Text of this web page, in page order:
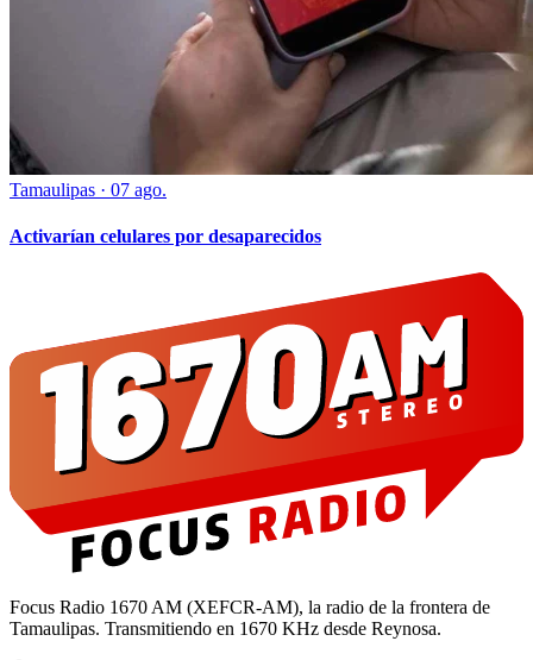
Tamaulipas · 07 ago.
Activarían celulares por desaparecidos
Focus Radio 1670 AM (XEFCR-AM), la radio de la frontera de
Tamaulipas. Transmitiendo en 1670 KHz desde Reynosa.